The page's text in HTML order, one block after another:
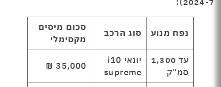
נפח מנוע סוג הרכב
סכום מיסים
מקסימלי
עד 1,300
סמ"ק
יונאי i10
supreme
35,000 ₪